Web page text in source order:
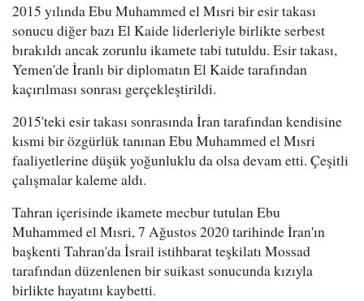
2015 yılında Ebu Muhammed el Mısri bir esir takası
sonucu diğer bazı El Kaide liderleriyle birlikte serbest
bırakıldı ancak zorunlu ikamete tabi tutuldu. Esir takası,
Yemen'de İranlı bir diplomatın El Kaide tarafından
kaçırılması sonrası gerçekleştirildi.
2015'teki esir takası sonrasında İran tarafından kendisine
kısmi bir özgürlük tanınan Ebu Muhammed el Mısri
faaliyetlerine düşük yoğunluklu da olsa devam etti. Çeşitli
çalışmalar kaleme aldı.
Tahran içerisinde ikamete mecbur tutulan Ebu
Muhammed el Mısri, 7 Ağustos 2020 tarihinde İran'ın
başkenti Tahran'da İsrail istihbarat teşkilatı Mossad
tarafından düzenlenen bir suikast sonucunda kızıyla
birlikte hayatını kaybetti.